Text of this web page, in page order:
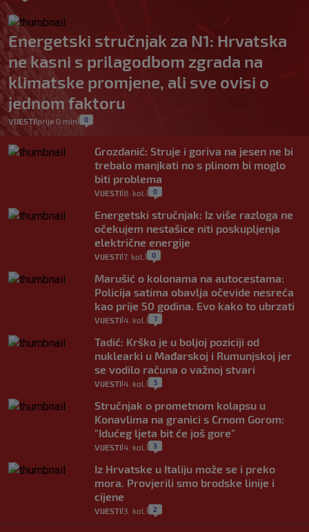
Energetski stručnjak za N1: Hrvatska
ne kasni s prilagodbom zgrada na
klimatske promjene, ali sve ovisi o
jednom faktoru
VIJESTI prije 0 min 0
Grozdanić: Struje i goriva na jesen ne bi
trebalo manjkati no s plinom bi moglo
biti problema
VIJESTI 8. kol. 0
Energetski stručnjak: Iz više razloga ne
očekujem nestašice niti poskupljenja
električne energije
VIJESTI 7. kol. 0
Marušić o kolonama na autocestama:
Policija satima obavlja očevide nesreća
kao prije 50 godina. Evo kako to ubrzati
VIJESTI 4. kol. 7
Tadić: Krško je u boljoj poziciji od
nuklearki u Mađarskoj i Rumunjskoj jer
se vodilo računa o važnoj stvari
VIJESTI 4. kol. 5
Stručnjak o prometnom kolapsu u
Konavlima na granici s Crnom Gorom:
"Idućeg ljeta bit će još gore"
VIJESTI 4. kol. 3
Iz Hrvatske u Italiju može se i preko
mora. Provjerili smo brodske linije i
cijene
VIJESTI 3. kol. 2